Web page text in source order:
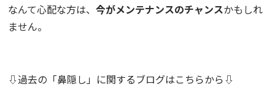
なんて心配な方は、今がメンテナンスのチャンスかもしれ
ません。
⇩過去の「鼻隠し」に関するブログはこちらから⇩